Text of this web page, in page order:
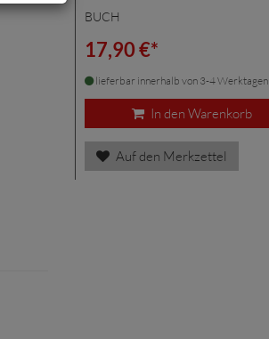
BUCH
17,90 €*
lieferbar innerhalb von 3-4 Werktagen
In den Warenkorb
Auf den Merkzettel